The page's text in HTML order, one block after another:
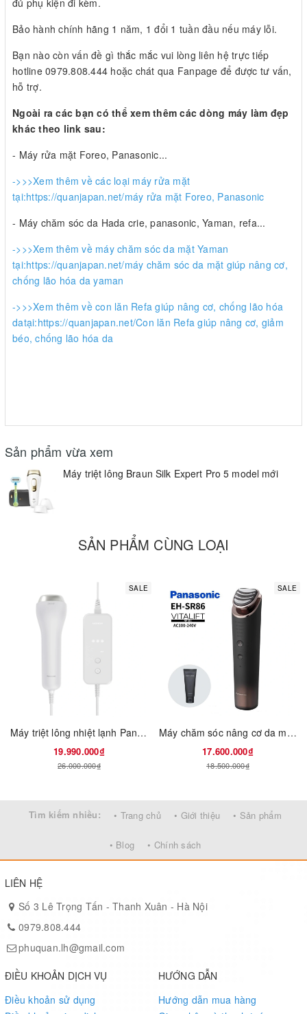
đủ phụ kiện đi kèm.
Bảo hành chính hãng 1 năm, 1 đổi 1 tuần đầu nếu máy lỗi.
Bạn nào còn vấn đề gì thắc mắc vui lòng liên hệ trực tiếp
hotline 0979.808.444 hoặc chát qua Fanpage để được tư vấn,
hỗ trợ.
Ngoài ra các bạn có thể xem thêm các dòng máy làm đẹp
khác theo link sau:
- Máy rửa mặt Foreo, Panasonic...
->>>Xem thêm về các loại máy rửa mặt
tại:https://quanjapan.net/máy rửa mặt Foreo, Panasonic
- Máy chăm sóc da Hada crie, panasonic, Yaman, refa...
->>>Xem thêm về máy chăm sóc da mặt Yaman
tại:https://quanjapan.net/máy chăm sóc da mặt giúp nâng cơ,
chống lão hóa da yaman
->>>Xem thêm về con lăn Refa giúp nâng cơ, chống lão hóa
datại:https://quanjapan.net/Con lăn Refa giúp nâng cơ, giảm
béo, chống lão hóa da
Sản phẩm vừa xem
Máy triệt lông Braun Silk Expert Pro 5 model mới
SẢN PHẨM CÙNG LOẠI
SALE
Máy triệt lông nhiệt lạnh Panasonic Smooth Epi ES-WG0A
19.990.000₫
26.000.000₫
SALE
Máy chăm sóc nâng cơ da mặt Panasonic EH-SR86
17.600.000₫
18.500.000₫
Tìm kiếm nhiều: • Trang chủ • Giới thiệu • Sản phẩm
• Blog • Chính sách
LIÊN HỆ
Số 3 Lê Trọng Tấn - Thanh Xuân - Hà Nội
0979.808.444
phuquan.lh@gmail.com
ĐIỀU KHOẢN DỊCH VỤ
Điều khoản sử dụng
HƯỚNG DẪN
Hướng dẫn mua hàng